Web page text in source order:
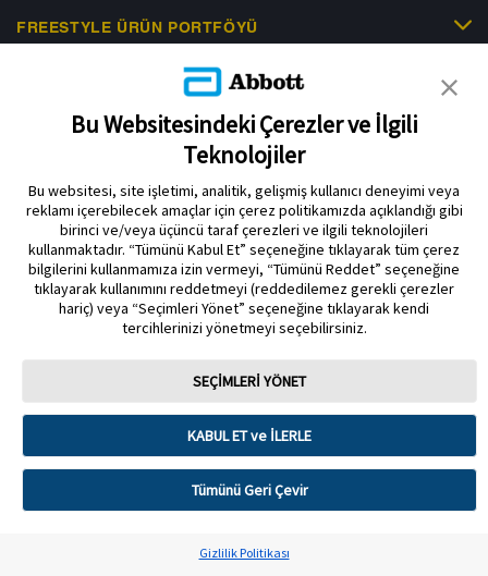
FREESTYLE ÜRÜN PORTFÖYÜ
EDUCATIONAL RESOURCES
İLETIŞIM & HABERLER
Gizlilik Politikası Çerez Politikası
Kullanım Koşulları
Sensör muhafazası, FreeStyle, Libre ve ilgili marka markaları Abbott'un
herhangi bir Abbott ticari markası, ticari adı veya ticari takdim şekli, Abbott
Laboratuarlarının önceden yazılı izni olmaksızın, şirketin ürün veya
hizmetlerini tanımlamak dışında kullanılamaz. Bu web sitesi ve burada yer
alan bilgiler, Türkiye’de ikamet edenler tarafından kullanılmak üzere
tasarlanmıştır. Ürün resimleri yalnızca açıklama amaçlıdır.
İnkılap Mh. Dr Adnan Büyükdeniz Cd. No:2 Akkom Ofis Park Kelif Plaza
Bu Websitesindeki Çerezler ve İlgili
Teknolojiler
Bu websitesi, site işletimi, analitik, gelişmiş kullanıcı deneyimi veya
reklamı içerebilecek amaçlar için çerez politikamızda açıklandığı gibi
birinci ve/veya üçüncü taraf çerezleri ve ilgili teknolojileri
kullanmaktadır. “Tümünü Kabul Et” seçeneğine tıklayarak tüm çerez
bilgilerini kullanmamıza izin vermeyi, “Tümünü Reddet” seçeneğine
tıklayarak kullanımını reddetmeyi (reddedilemez gerekli çerezler
hariç) veya “Seçimleri Yönet” seçeneğine tıklayarak kendi
tercihlerinizi yönetmeyi seçebilirsiniz.
SEÇİMLERİ YÖNET
KABUL ET ve İLERLE
Tümünü Geri Çevir
Gizlilik Politikası